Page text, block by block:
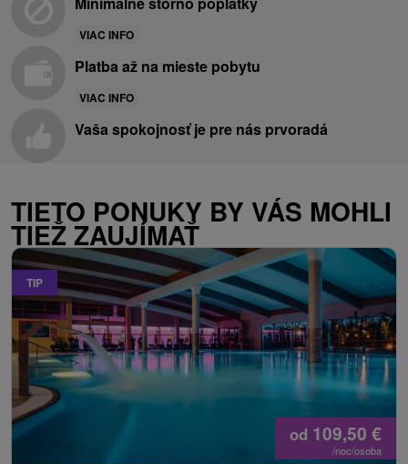
VIAC INFO
Platba až na mieste pobytu
VIAC INFO
Vaša spokojnosť je pre nás prvoradá
TIETO PONUKY BY VÁS MOHLI
TIEŽ ZAUJÍMAŤ
TIP
od 109,50 €
/noc/osoba